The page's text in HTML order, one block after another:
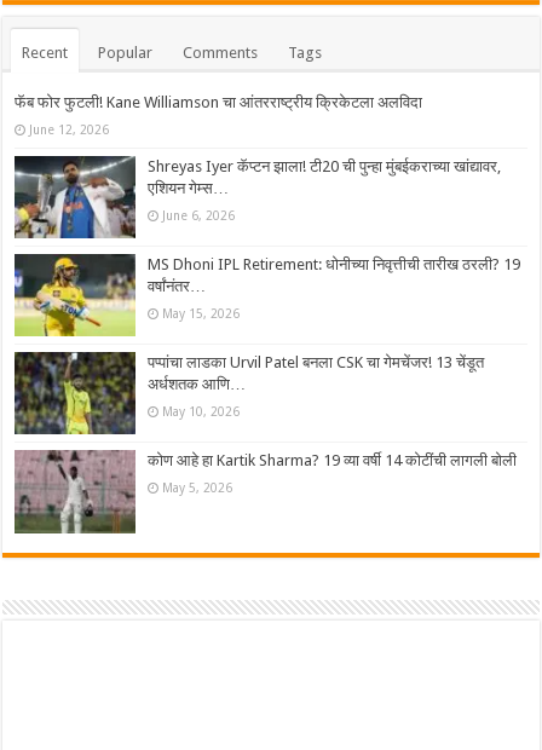
Recent Popular Comments Tags
फॅब फोर फुटली! Kane Williamson चा आंतरराष्ट्रीय क्रिकेटला अलविदा
June 12, 2026
Shreyas Iyer कॅप्टन झाला! टी20 ची पुन्हा मुंबईकराच्या खांद्यावर,
एशियन गेम्स…
June 6, 2026
MS Dhoni IPL Retirement: धोनीच्या निवृत्तीची तारीख ठरली? 19
वर्षांनंतर…
May 15, 2026
पप्पांचा लाडका Urvil Patel बनला CSK चा गेमचेंजर! 13 चेंडूत
अर्धशतक आणि…
May 10, 2026
कोण आहे हा Kartik Sharma? 19 व्या वर्षी 14 कोटींची लागली बोली
May 5, 2026